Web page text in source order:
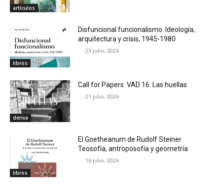
artículos
libros
Disfuncional funcionalismo. Ideología,
arquitectura y crisis, 1945-1980
23 julio, 2026
deriva
Call for Papers. VAD 16. Las huellas
21 julio, 2026
libros
El Goetheanum de Rudolf Steiner.
Teosofía, antroposofía y geometría
16 julio, 2026